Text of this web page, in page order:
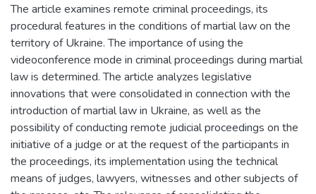
The article examines remote criminal proceedings, its
procedural features in the conditions of martial law on the
territory of Ukraine. The importance of using the
videoconference mode in criminal proceedings during martial
law is determined. The article analyzes legislative
innovations that were consolidated in connection with the
introduction of martial law in Ukraine, as well as the
possibility of conducting remote judicial proceedings on the
initiative of a judge or at the request of the participants in
the proceedings, its implementation using the technical
means of judges, lawyers, witnesses and other subjects of